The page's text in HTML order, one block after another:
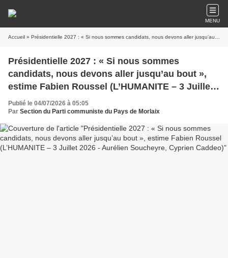
MENU
Accueil » Présidentielle 2027 : « Si nous sommes candidats, nous devons aller jusqu’au bout », estime Fabien Roussel (L’HUMANITE – 3 Juillet 2026 - Aurélien Soucheyre, Cyprien Caddeo)
Présidentielle 2027 : « Si nous sommes
candidats, nous devons aller jusqu’au bout »,
estime Fabien Roussel (L’HUMANITE – 3 Juillet
2026 - Aurélien Soucheyre, Cyprien Caddeo)
Publié le 04/07/2026 à 05:05
Par Section du Parti communiste du Pays de Morlaix